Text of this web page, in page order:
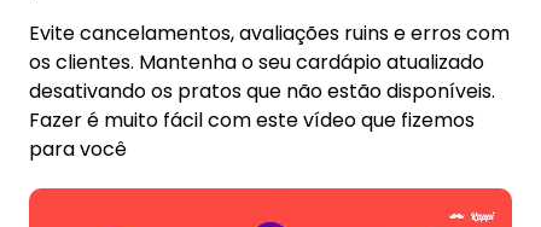
Evite cancelamentos, avaliações ruins e erros com
os clientes. Mantenha o seu cardápio atualizado
desativando os pratos que não estão disponíveis.
Fazer é muito fácil com este vídeo que fizemos
para você